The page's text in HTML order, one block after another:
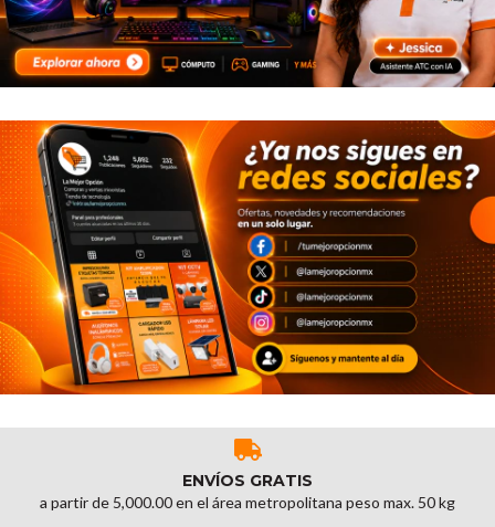
ENVÍOS GRATIS
a partir de 5,000.00 en el área metropolitana peso max. 50 kg